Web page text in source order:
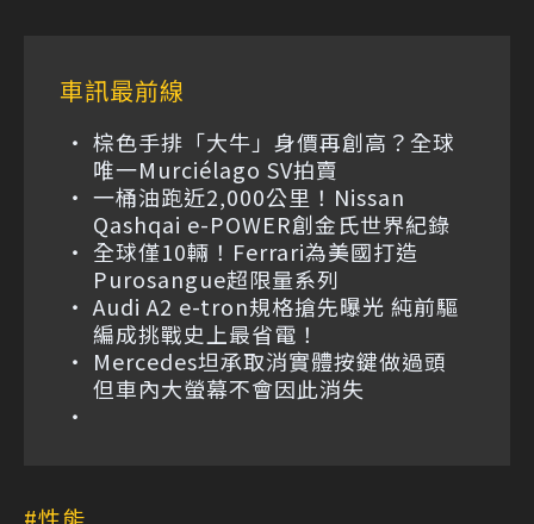
車訊最前線
棕色手排「大牛」身價再創高？全球
唯一Murciélago SV拍賣
一桶油跑近2,000公里！Nissan
Qashqai e-POWER創金氏世界紀錄
全球僅10輛！Ferrari為美國打造
Purosangue超限量系列
Audi A2 e-tron規格搶先曝光 純前驅
編成挑戰史上最省電！
Mercedes坦承取消實體按鍵做過頭
但車內大螢幕不會因此消失